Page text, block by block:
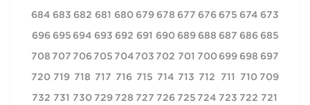
673
674
675
676
677
678
679
680
681
682
683
684
685
686
687
688
689
690
691
692
693
694
695
696
697
698
699
700
701
702
703
704
705
706
707
708
709
710
711
712
713
714
715
716
717
718
719
720
721
722
723
724
725
726
727
728
729
730
731
732